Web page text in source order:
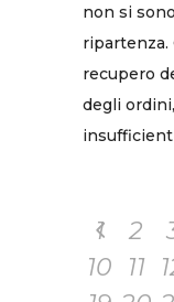
non si
ripartenza.
recupero
degli
1 2
10
11